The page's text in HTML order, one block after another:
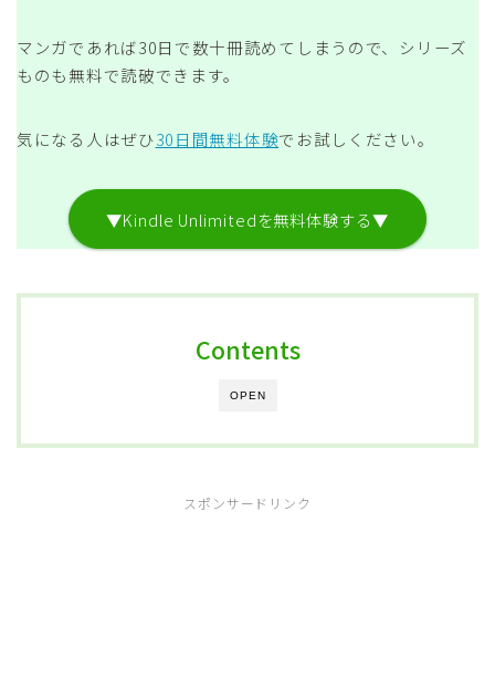
マンガであれば30日で数十冊読めてしまうので、シリーズ
ものも無料で読破できます。
気になる人はぜひ30日間無料体験でお試しください。
▼Kindle Unlimitedを無料体験する▼
OPEN
Contents
スポンサードリンク